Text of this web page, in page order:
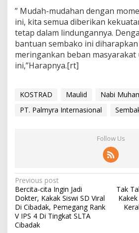
b
i
M
h
a
m
d
A
” Mudah-mudahan dengan
ini, kita semua diberikan
tetap dalam lindungannya.
bantuan sembako ini
meringankan beban
ini,”Harapnya.[rt]
KOSTRAD Maulid
Nabi
PT. Palmyra Internasional
Follow Us
P
o
s
t
Previous post
Bercita-cita Ingin Jadi
Dokter, Kakak Siswi SD Viral
Di Cibadak, Pemegang Rank
V IPS 4 Di Tingkat SLTA
Cibadak
Tak